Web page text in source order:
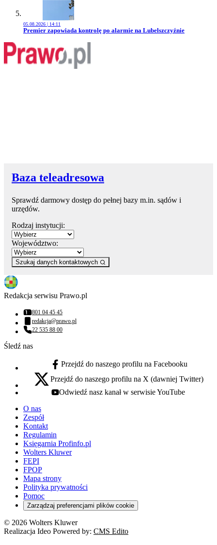
05.08.2026 | 14:11
Przejdź do artykułu:
Premier zapowiada kontrolę po alarmie na Lubelszczyźnie
Baza teleadresowa
Sprawdź darmowy dostęp do pełnej bazy m.in. sądów i
urzędów.
Rodzaj instytucji:
Województwo:
Szukaj danych kontaktowych
Redakcja serwisu Prawo.pl
Numer telefonu:
801 04 45 45
Adres email:
redakcja@prawo.pl
Numer telefonu:
22 535 88 00
Śledź nas
facebook - otwiera się w nowej karcie
Przejdź do naszego profilu na Facebooku
x - otwiera się w nowej karcie
Przejdź do naszego profilu na X (dawniej Twitter)
youtube - otwiera się w nowej karcie
Odwiedź nasz kanał w serwisie YouTube
O nas
Zespół
Kontakt
Regulamin
Księgarnia Profinfo.pl
Wolters Kluwer
FEPI
FPOP
Mapa strony
Polityka prywatności
Pomoc
Zarządzaj preferencjami plików cookie
© 2026 Wolters Kluwer
Realizacja Ideo Powered by: CMS Edito